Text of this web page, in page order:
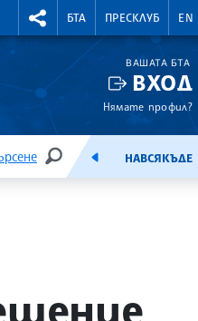
RIGHTMENU.SOCIAL
БТА ПРЕСКЛУБ EN
ВАШАТА БТА
ВХОД
Нямате профил?
ТЪРСЕНЕЕМИСИЯНАВСЯКЪДЕ